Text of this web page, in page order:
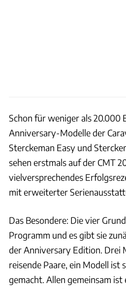
Schon für weniger als 20.000
Anniversary-Modelle der
Sterckeman Easy und
sehen erstmals auf der CMT
vielversprechendes
mit erweiterter
Das Besondere: Die vier
Programm und es gibt sie
der Anniversary Edition. Drei
reisende Paare, ein Modell ist
gemacht. Allen gemeinsam